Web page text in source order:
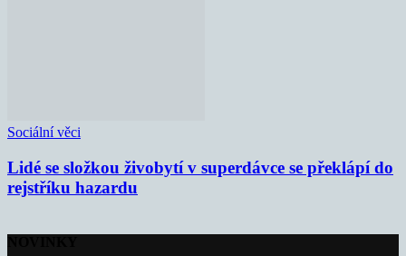
Sociální věci
Lidé se složkou živobytí v superdávce se překlápí do
rejstříku hazardu